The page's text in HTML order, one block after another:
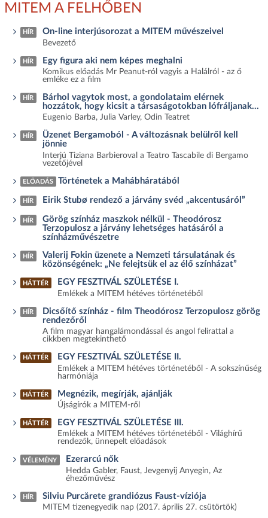
MITEM A FELHŐBEN
HÍR On-line interjúsorozat a MITEM művészeivel
Bevezető
HÍR Egy figura aki nem képes meghalni
Komikus előadás Mr Peanut-ról vagyis a Halálról - az ő
emléke ez a film
HÍR
Bárhol vagytok most, a gondolataim elérnek
hozzátok, hogy kicsit a társaságotokban lófráljanak...
Eugenio Barba, Julia Varley, Odin Teatret
HÍR
Üzenet Bergamoból - A változásnak belülről kell
jönnie
Interjú Tiziana Barbieroval a Teatro Tascabile di Bergamo
vezetőjével
ELŐADÁS Történetek a Mahábháratából
HÍR Eirik Stubø rendező a járvány svéd „akcentusáról”
HÍR
Görög színház maszkok nélkül - Theodórosz
Terzopulosz a járvány lehetséges hatásáról a
színházművészetre
HÍR
Valerij Fokin üzenete a Nemzeti társulatának és
közönségének: „Ne felejtsük el az élő színházat”
HÁTTÉR EGY FESZTIVÁL SZÜLETÉSE I.
Emlékek a MITEM hétéves történetéből
HÍR
Dicsőítő színház - film Theodórosz Terzopulosz görög
rendezőről
A film magyar hangalámondással és angol felirattal a
cikkben megtekinthető
HÁTTÉR EGY FESZTIVÁL SZÜLETÉSE II.
Emlékek a MITEM hétéves történetéből - A sokszínűség
harmóniája
HÁTTÉR Megnézik, megírják, ajánlják
Újságírók a MITEM-ről
HÁTTÉR EGY FESZTIVÁL SZÜLETÉSE III.
Emlékek a MITEM hétéves történetéből - Világhírű
rendezők, ünnepelt előadások
VÉLEMÉNY Ezerarcú nők
Hedda Gabler, Faust, Jevgenyij Anyegin, Az
éhezőművész
HÍR Silviu Purcărete grandiózus Faust-víziója
MITEM tizenegyedik nap (2017. április 27. csütörtök)